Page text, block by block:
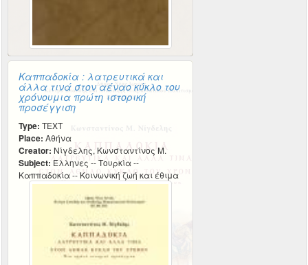
Καππαδοκία : λατρευτικά και
άλλα τινά στον αέναο κύκλο του
χρόνουμια πρώτη ιστορική
προσέγγιση
Type: TEXT
Place: Αθήνα
Creator: Νίγδελης, Κωνσταντίνος Μ.
Subject: Έλληνες -- Τουρκία --
Καππαδοκία -- Κοινωνική ζωή και έθιμα